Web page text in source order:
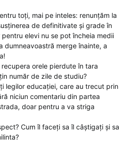
toți, mai pe inteles: renunțăm la
de definitivate și grade în
elevi nu se pot încheia medii
dumneavoastră merge înainte, a
orele pierdute în tara
număr de zile de studiu?
legilor educației, care au trecut prin
niciun comentariu din partea
doar pentru a va striga
Cum îl faceți sa îl câștigați și sa